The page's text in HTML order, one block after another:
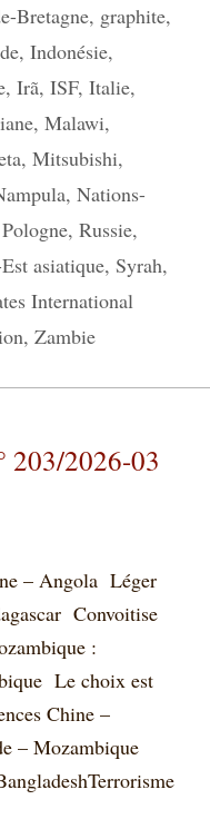
Bretagne, graphite,
, Indonésie,
, Irã, ISF, Italie,
, Malawi,
, Mitsubishi,
, Nations-
Pologne, Russie,
asiatique, Syrah,
International
, Zambie
203/2026-03
– Angola Léger
Convoitise
:
Le choix est
Chine –
– Mozambique